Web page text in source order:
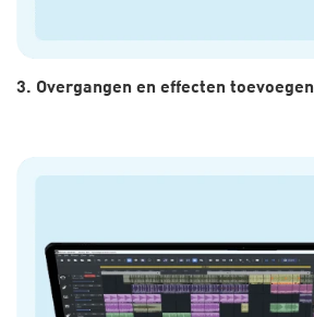
3. Overgangen en effecten toevoegen